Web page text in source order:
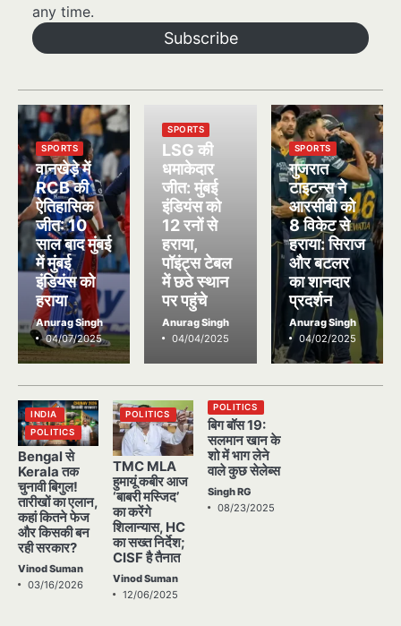
any time.
Subscribe
SPORTS
वानखेड़े में
RCB की
ऐतिहासिक
जीत: 10
साल बाद मुंबई
में मुंबई
इंडियंस को
हराया
Anurag Singh
04/07/2025
SPORTS
LSG की
धमाकेदार
जीत: मुंबई
इंडियंस को
12 रनों से
हराया,
पॉइंट्स टेबल
में छठे स्थान
पर पहुंचे
Anurag Singh
04/04/2025
SPORTS
गुजरात
टाइटन्स ने
आरसीबी को
8 विकेट से
हराया: सिराज
और बटलर
का शानदार
प्रदर्शन
Anurag Singh
04/02/2025
INDIA
POLITICS
Bengal से
Kerala तक
चुनावी बिगुल!
तारीखों का एलान,
कहां कितने फेज
और किसकी बन
रही सरकार?
Vinod Suman
03/16/2026
POLITICS
TMC MLA
हुमायूं कबीर आज
‘बाबरी मस्जिद’
का करेंगे
शिलान्यास, HC
का सख्त निर्देश;
CISF है तैनात
Vinod Suman
12/06/2025
POLITICS
बिग बॉस 19:
सलमान खान के
शो में भाग लेने
वाले कुछ सेलेब्स
Singh RG
08/23/2025